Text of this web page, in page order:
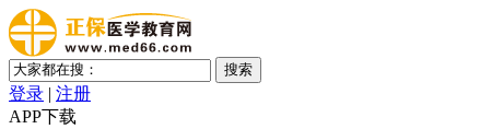
登录 | 注册
APP下载